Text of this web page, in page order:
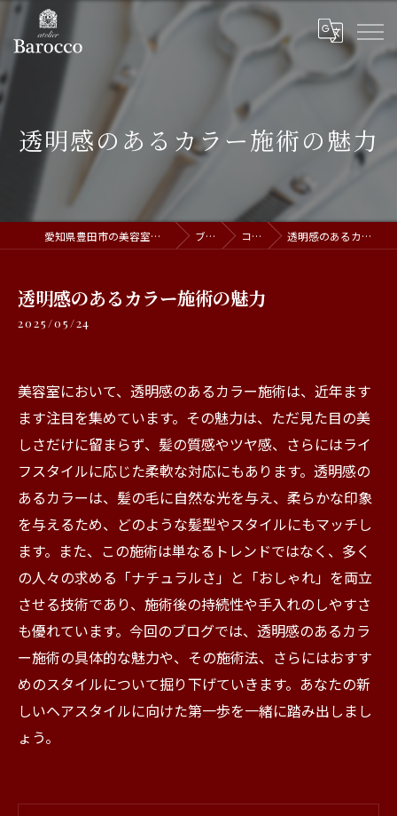
透明感のあるカラー施術の魅力
愛知県豊田市の美容室ならatelier Barocco ブログ コラム 透明感のあるカラー施術の魅力
透明感のあるカラー施術の魅力
2025/05/24
美容室において、透明感のあるカラー施術は、近年ます
ます注目を集めています。その魅力は、ただ見た目の美
しさだけに留まらず、髪の質感やツヤ感、さらにはライ
フスタイルに応じた柔軟な対応にもあります。透明感の
あるカラーは、髪の毛に自然な光を与え、柔らかな印象
を与えるため、どのような髪型やスタイルにもマッチし
ます。また、この施術は単なるトレンドではなく、多く
の人々の求める「ナチュラルさ」と「おしゃれ」を両立
させる技術であり、施術後の持続性や手入れのしやすさ
も優れています。今回のブログでは、透明感のあるカラ
ー施術の具体的な魅力や、その施術法、さらにはおすす
めのスタイルについて掘り下げていきます。あなたの新
しいヘアスタイルに向けた第一歩を一緒に踏み出しまし
ょう。